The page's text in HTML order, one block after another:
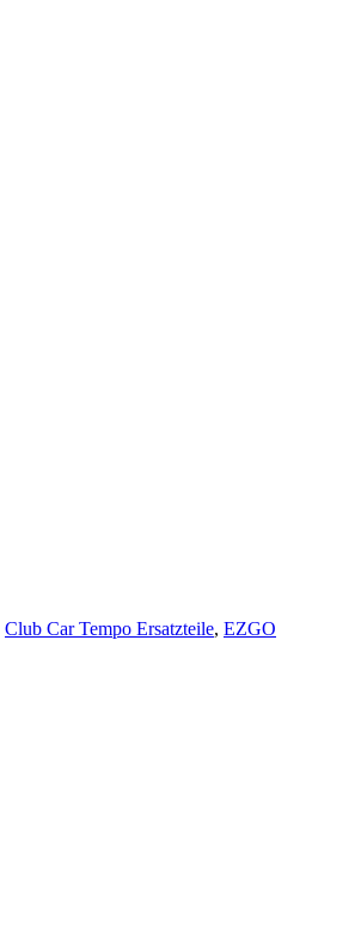
Club Car Tempo Ersatzteile, EZGO